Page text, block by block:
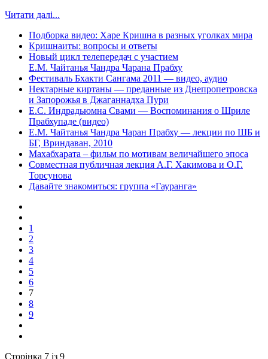
Читати далі...
Подборка видео: Харе Кришна в разных уголках мира
Кришнаиты: вопросы и ответы
Новый цикл телепередач с участием
Е.М. Чайтанья Чандра Чарана Прабху
Фестиваль Бхакти Сангама 2011 — видео, аудио
Нектарные киртаны — преданные из Днепропетровска
и Запорожья в Джаганнадха Пури
Е.С. Индрадьюмна Свами — Воспоминания о Шриле
Прабхупаде (видео)
Е.М. Чайтанья Чандра Чаран Прабху — лекции по ШБ и
БГ, Вриндаван, 2010
Махабхарата – фильм по мотивам величайшего эпоса
Совместная публичная лекция А.Г. Хакимова и О.Г.
Торсунова
Давайте знакомиться: группа «Гауранга»
1
2
3
4
5
6
7
8
9
Сторінка 7 із 9